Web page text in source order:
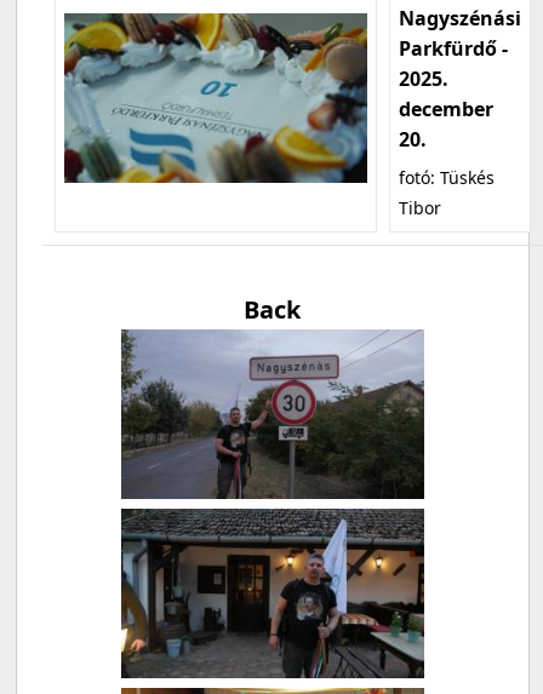
Nagyszénási
Parkfürdő -
2025.
december
20.
fotó: Tüskés
Tibor
Back